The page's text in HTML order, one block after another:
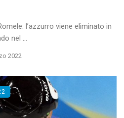
l’azzurro viene eliminato in
nel ...
2022